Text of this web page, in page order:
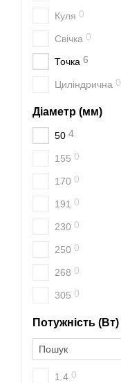
Куля 0
Свічка 0
Точка 6
Циліндрична 0
Діаметр (мм)
50 4
155 0
170 0
191 0
230 0
250 0
268 0
305 0
Потужність (Вт)
1.4 0